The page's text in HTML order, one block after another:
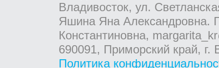
Владивосток, ул.
Яшина Яна Александровна.
Константиновна,
690091, Приморский край,
Политика